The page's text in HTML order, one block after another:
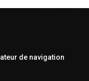
de navigation